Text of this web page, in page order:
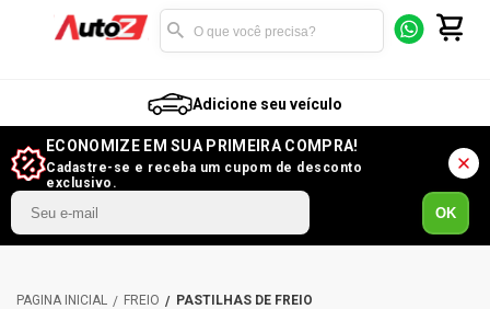
Adicione seu veículo
ECONOMIZE EM SUA PRIMEIRA COMPRA!
Cadastre-se e receba um cupom de desconto
exclusivo.
OK
FREIO PASTILHAS DE FREIO